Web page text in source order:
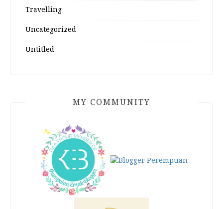
Travelling
Uncategorized
Untitled
MY COMMUNITY